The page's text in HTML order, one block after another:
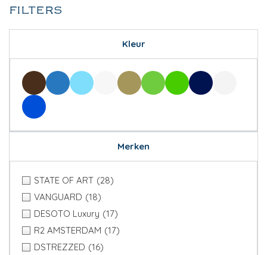
FILTERS
Kleur
Merken
STATE OF ART (28)
VANGUARD (18)
DESOTO Luxury (17)
R2 AMSTERDAM (17)
DSTREZZED (16)